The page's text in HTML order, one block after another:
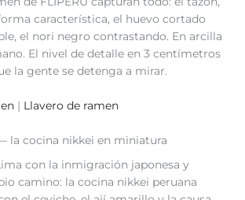
característica, el huevo cortado
el nori negro contrastando. En arcilla
El nivel de detalle en 3 centímetros
la gente se detenga a mirar.
| Llavero de ramen
la cocina nikkei en miniatura
con la inmigración japonesa y
camino: la cocina nikkei peruana